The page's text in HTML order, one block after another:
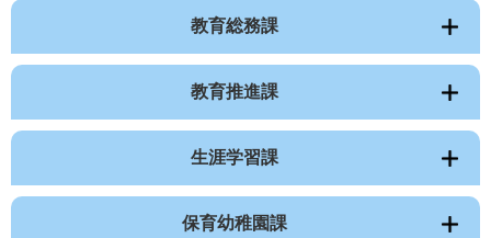
教育総務課
教育推進課
生涯学習課
保育幼稚園課